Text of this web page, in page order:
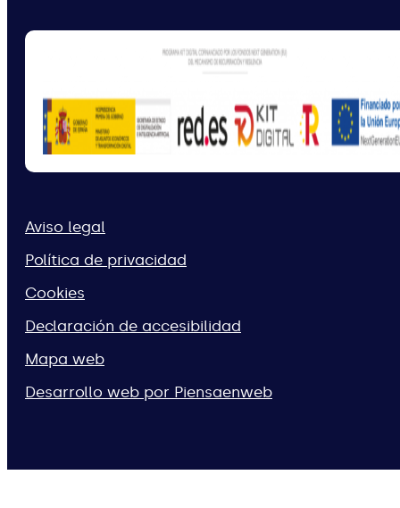
Aviso legal
Política de privacidad
Cookies
Declaración de accesibilidad
Mapa web
Desarrollo web por Piensaenweb